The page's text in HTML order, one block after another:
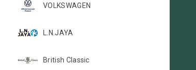
VOLKSWAGEN
L.N.JAYA
British Classic